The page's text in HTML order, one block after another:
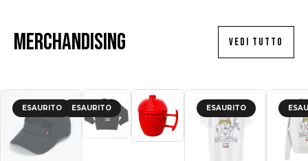
Merchandising VEDI TUTTO
ESAURITO ESAURITO ESAURITO